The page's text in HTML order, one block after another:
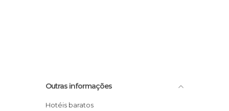
Outras informações
Hotéis baratos